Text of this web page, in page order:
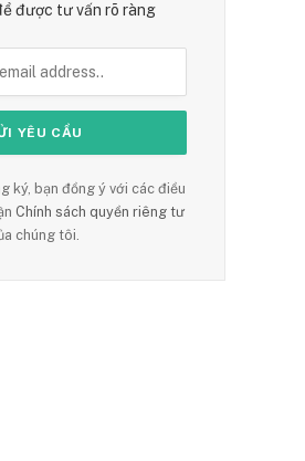
được tư vấn rõ ràng
ký, bạn đồng ý với các điều
Chính sách quyền riêng tư
chúng tôi.